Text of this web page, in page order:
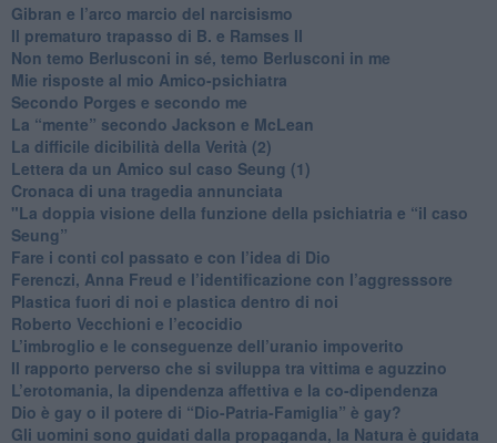
​Gibran e l’arco marcio del narcisismo
​Il prematuro trapasso di B. e Ramses II
​Non temo Berlusconi in sé, temo Berlusconi in me
​Mie risposte al mio Amico-psichiatra
​Secondo Porges e secondo me
​La “mente” secondo Jackson e McLean
La difficile dicibilità della Verità (2)
​Lettera da un Amico sul caso Seung (1)
​Cronaca di una tragedia annunciata
"​La doppia visione della funzione della psichiatria e “il caso
Seung”
​Fare i conti col passato e con l’idea di Dio
​Ferenczi, Anna Freud e l’identificazione con l’aggresssore
Plastica fuori di noi e plastica dentro di noi
​Roberto Vecchioni e l’ecocidio
​L’imbroglio e le conseguenze dell’uranio impoverito
​Il rapporto perverso che si sviluppa tra vittima e aguzzino
L’erotomania, la dipendenza affettiva e la co-dipendenza
​Dio è gay o il potere di “Dio-Patria-Famiglia” è gay?
​Gli uomini sono guidati dalla propaganda, la Natura è guidata